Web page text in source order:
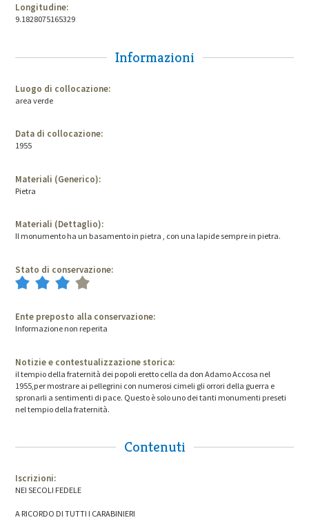
Longitudine:
9.1828075165329
Informazioni
Luogo di collocazione:
area verde
Data di collocazione:
1955
Materiali (Generico):
Pietra
Materiali (Dettaglio):
Il monumento ha un basamento in pietra , con una lapide sempre in pietra.
Stato di conservazione:
Ente preposto alla conservazione:
Informazione non reperita
Notizie e contestualizzazione storica:
il tempio della fraternità dei popoli eretto cella da don Adamo Accosa nel
1955,per mostrare ai pellegrini con numerosi cimeli gli orrori della guerra e
spronarli a sentimenti di pace. Questo è solo uno dei tanti monumenti preseti
nel tempio della fraternità.
Contenuti
Iscrizioni:
NEI SECOLI FEDELE
A RICORDO DI TUTTI I CARABINIERI